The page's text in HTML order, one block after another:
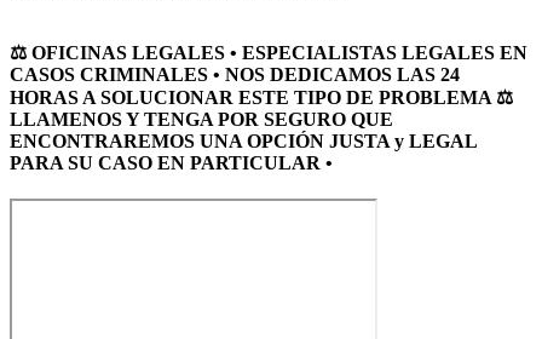
⚖️ OFICINAS LEGALES • ESPECIALISTAS LEGALES EN
CASOS CRIMINALES • NOS DEDICAMOS LAS 24
HORAS A SOLUCIONAR ESTE TIPO DE PROBLEMA ⚖️
LLAMENOS Y TENGA POR SEGURO QUE
ENCONTRAREMOS UNA OPCIÓN JUSTA y LEGAL
PARA SU CASO EN PARTICULAR •